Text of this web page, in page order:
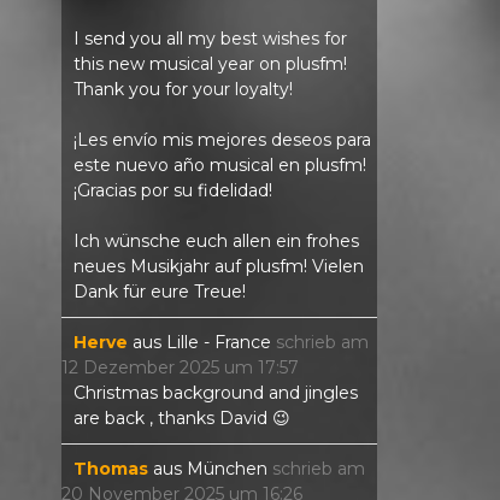
I send you all my best wishes for
this new musical year on plusfm!
Thank you for your loyalty!
¡Les envío mis mejores deseos para
este nuevo año musical en plusfm!
¡Gracias por su fidelidad!
Ich wünsche euch allen ein frohes
neues Musikjahr auf plusfm! Vielen
Dank für eure Treue!
Herve aus Lille - France schrieb am
12 Dezember 2025 um 17:57
Christmas background and jingles
are back , thanks David 😉
Thomas aus München schrieb am
20 November 2025 um 16:26